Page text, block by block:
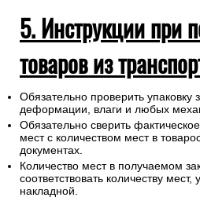
5. Инструкции при
товаров из
Обязательно проверить упаковку
деформации, влаги и любых
Обязательно сверить
мест с количеством мест в
документах.
Количество мест в получаемом
соответствовать количеству
накладной.